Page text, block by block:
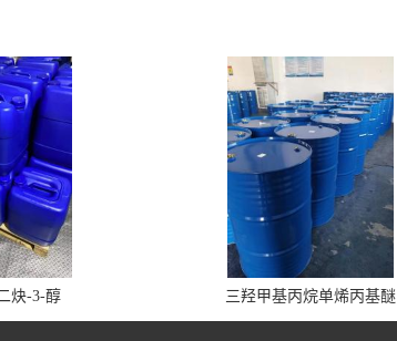
炔-3-醇 三羟甲基丙烷单烯丙基醚